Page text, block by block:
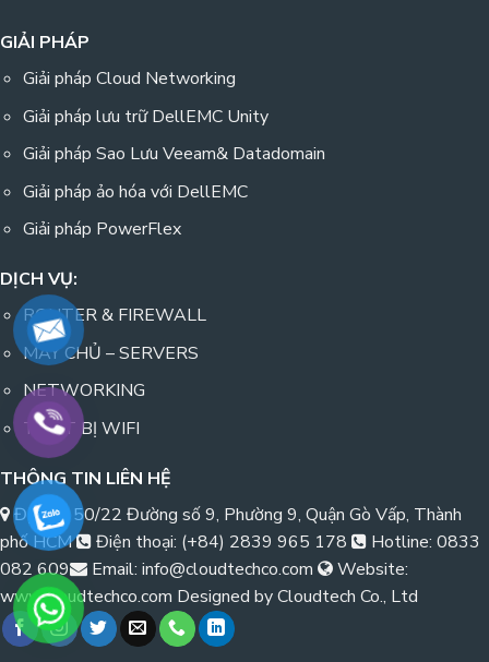
GIẢI PHÁP
Giải pháp Cloud Networking
Giải pháp lưu trữ DellEMC Unity
Giải pháp Sao Lưu Veeam& Datadomain
Giải pháp ảo hóa với DellEMC
Giải pháp PowerFlex
DỊCH VỤ:
ROUTER & FIREWALL
MÁY CHỦ – SERVERS
NETWORKING
THIẾT BỊ WIFI
THÔNG TIN LIÊN HỆ
Địa chỉ: 50/22 Đường số 9, Phường 9, Quận Gò Vấp, Thành
phố HCM
Điện thoại: (+84) 2839 965 178
Hotline: 0833
082 609
Email: info@cloudtechco.com
Website:
www.cloudtechco.com Designed by Cloudtech Co., Ltd